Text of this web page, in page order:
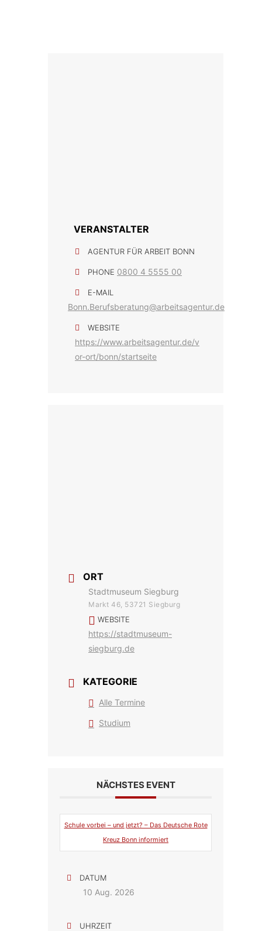
VERANSTALTER
AGENTUR FÜR ARBEIT BONN
PHONE 0800 4 5555 00
E-MAIL
Bonn.Berufsberatung@arbeitsagentur.de
WEBSITE
https://www.arbeitsagentur.de/v
or-ort/bonn/startseite
ORT
Stadtmuseum Siegburg
Markt 46, 53721 Siegburg
WEBSITE
https://stadtmuseum-
siegburg.de
KATEGORIE
Alle Termine
Studium
NÄCHSTES EVENT
Schule vorbei – und jetzt? – Das Deutsche Rote
Kreuz Bonn informiert
DATUM
10 Aug. 2026
UHRZEIT